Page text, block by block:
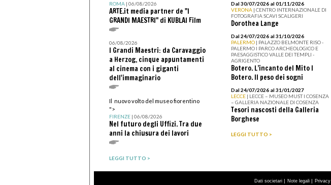
ROMA| 06/08/2026
ARTE.it media partner de "I
GRANDI MAESTRI" di KUBLAI Film
06/08/2026
I Grandi Maestri: da Caravaggio
a Herzog, cinque appuntamenti
al cinema con i giganti
dell'immaginario
Il nuovo volto del museo fiorentino
">
FIRENZE| 06/08/2026
Nel futuro degli Uffizi. Tra due
anni la chiusura dei lavori
LEGGI TUTTO >
Dal 30/07/2026 al 01/11/2026
VERONA | CENTRO INTERNAZIONALE DI
FOTOGRAFIA SCAVI SCALIGERI
Dorothea Lange
Dal 24/07/2026 al 31/10/2026
PALERMO | PALAZZO BELMONTE RISO -
PALERMO I PARCO ARCHEOLOGICO E
PAESAGGISTICO VALLE DEI TEMPLI -
AGRIGENTO
Botero. L’incanto del Mito I
Botero. Il peso dei sogni
Dal 24/07/2026 al 31/01/2027
LECCE | LECCE – MUSEO MUST I COSENZA
– GALLERIA NAZIONALE DI COSENZA
Tesori nascosti della Galleria
Borghese
LEGGI TUTTO >
Dati societari | Note legali | Privacy